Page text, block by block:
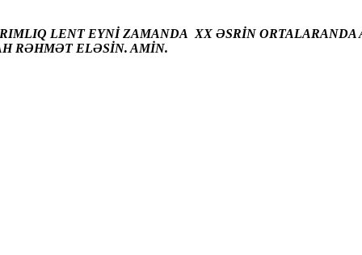
LENT EYNİ ZAMANDA XX ƏSRİN
RƏHMƏT ELƏSİN. AMİN.